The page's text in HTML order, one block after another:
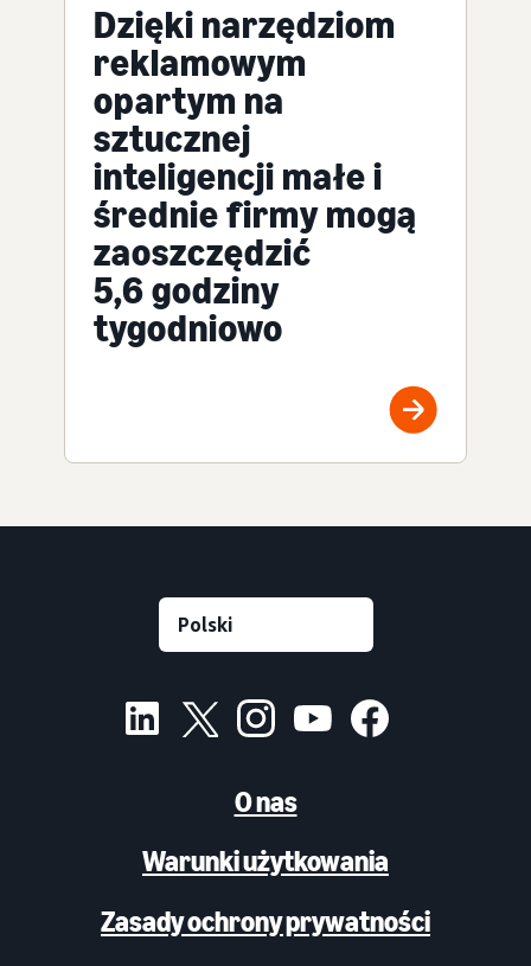
Dzięki narzędziom
reklamowym
opartym na
sztucznej
inteligencji małe i
średnie firmy mogą
zaoszczędzić
5,6 godziny
tygodniowo
O nas
Warunki użytkowania
Zasady ochrony prywatności